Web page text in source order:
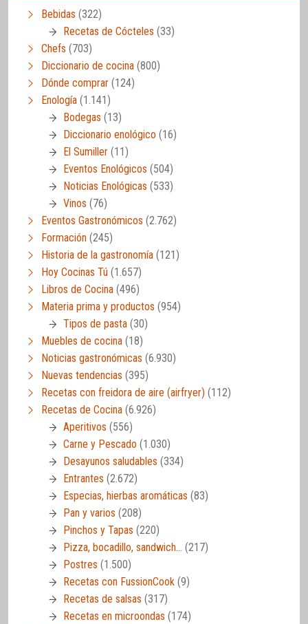
Bebidas (322)
Recetas de Cócteles (33)
Chefs (703)
Diccionario de cocina (800)
Dónde comprar (124)
Enología (1.141)
Bodegas (13)
Diccionario enológico (16)
El Sumiller (11)
Eventos Enológicos (504)
Noticias Enológicas (533)
Vinos (76)
Eventos Gastronómicos (2.762)
Formación (245)
Historia de la gastronomía (121)
Hoy Cocinas Tú (1.657)
Libros de Cocina (496)
Materia prima y productos (954)
Tipos de pasta (30)
Muebles de cocina (18)
Noticias gastronómicas (6.930)
Nuevas tendencias (395)
Recetas con freidora de aire (airfryer) (112)
Recetas de Cocina (6.926)
Aperitivos (556)
Carne y Pescado (1.030)
Desayunos saludables (334)
Entrantes (2.672)
Especias, hierbas aromáticas (83)
Pan y varios (208)
Pinchos y Tapas (220)
Pizza, bocadillo, sandwich… (217)
Postres (1.500)
Recetas con FussionCook (9)
Recetas de salsas (317)
Recetas en microondas (174)